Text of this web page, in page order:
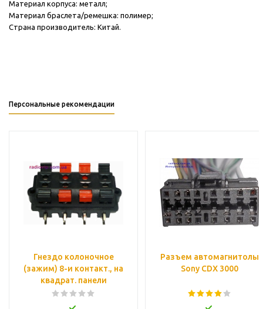
Материал корпуса: металл;
Материал браслета/ремешка: полимер;
Страна производитель: Китай.
Персональные рекомендации
Гнездо колоночное
(зажим) 8-и контакт., на
квадрат. панели
Разъем автомагнитолы
Sony CDX 3000